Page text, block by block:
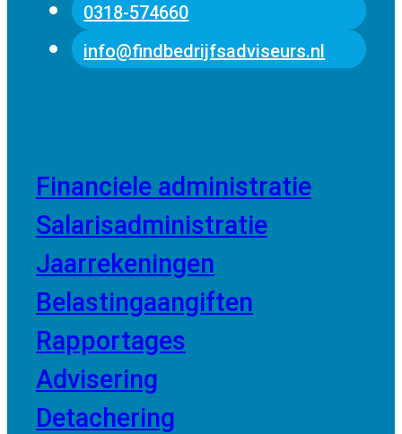
0318-574660
info@findbedrijfsadviseurs.nl
Financiele administratie
Salarisadministratie
Jaarrekeningen
Belastingaangiften
Rapportages
Advisering
Detachering